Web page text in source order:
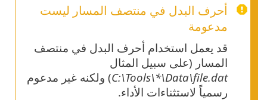
أحرف البدل في منتصف المسار ليست
مدعومة
قد يعمل استخدام أحرف البدل في منتصف
المسار (على سبيل المثال
C:\Tools\*\Data\file.dat) ولكنه غير مدعوم
رسمياً لاستثناءات الأداء.